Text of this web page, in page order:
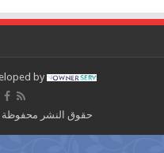
Website Designed and Developed by
حقوق النشر محفوظة